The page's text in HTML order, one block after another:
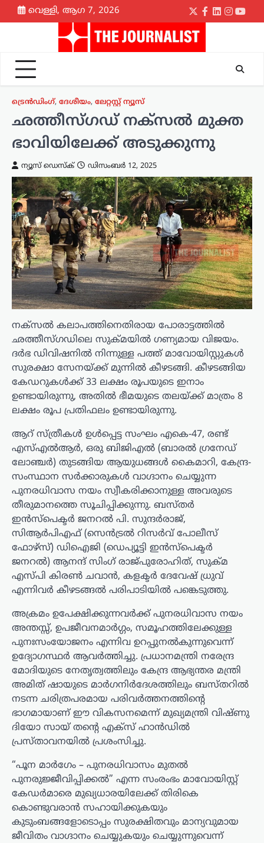
Skip
to
വെള്ളി, ആഗ 7, 2026
Twitter
Facebook
LinkedIn
ട്രെൻഡിംഗ്, ദേശീയം, ലേറ്റസ്റ്റ് ന്യൂസ്
ഛത്തീസ്ഗഡ് നക്സൽ മുക്ത
ഭാവിയിലേക്ക് അടുക്കുന്നു
ന്യൂസ് ഡെസ്ക് ഡിസംബർ 12, 2025
നക്സൽ കലാപത്തിനെതിരായ പോരാട്ടത്തിൽ
ഛത്തീസ്ഗഡിലെ സുക്മയിൽ ഗണ്യമായ വിജയം.
ദർഭ ഡിവിഷനിൽ നിന്നുള്ള പത്ത് മാവോയിസ്റ്റുകൾ
സുരക്ഷാ സേനയ്ക്ക് മുന്നിൽ കീഴടങ്ങി. കീഴടങ്ങിയ
കേഡറുകൾക്ക് 33 ലക്ഷം രൂപയുടെ ഇനാം
ഉണ്ടായിരുന്നു, അതിൽ ഭീമയുടെ തലയ്ക്ക് മാത്രം 8
ലക്ഷം രൂപ പ്രതിഫലം ഉണ്ടായിരുന്നു.
ആറ് സ്ത്രീകൾ ഉൾപ്പെട്ട സംഘം എകെ-47, രണ്ട്
എസ്എൽആർ, ഒരു ബിജിഎൽ (ബാരൽ ഗ്രനേഡ്
ലോഞ്ചർ) തുടങ്ങിയ ആയുധങ്ങൾ കൈമാറി, കേന്ദ്ര-
സംസ്ഥാന സർക്കാരുകൾ വാഗ്ദാനം ചെയ്യുന്ന
പുനരധിവാസ നയം സ്വീകരിക്കാനുള്ള അവരുടെ
തീരുമാനത്തെ സൂചിപ്പിക്കുന്നു. ബസ്തർ
ഇൻസ്പെക്ടർ ജനറൽ പി. സുന്ദർരാജ്,
സിആർപിഎഫ് (സെൻട്രൽ റിസർവ് പോലീസ്
ഫോഴ്‌സ്) ഡിഐജി (ഡെപ്യൂട്ടി ഇൻസ്പെക്ടർ
ജനറൽ) ആനന്ദ് സിംഗ് രാജ്പുരോഹിത്, സുക്മ
എസ്പി കിരൺ ചവാൻ, കളക്ടർ ദേവേഷ് ധ്രുവ്
എന്നിവർ കീഴടങ്ങൽ പരിപാടിയിൽ പങ്കെടുത്തു.
അക്രമം ഉപേക്ഷിക്കുന്നവർക്ക് പുനരധിവാസ നയം
അന്തസ്സ്, ഉപജീവനമാർഗ്ഗം, സമൂഹത്തിലേക്കുള്ള
പുനഃസംയോജനം എന്നിവ ഉറപ്പുനൽകുന്നുവെന്ന്
ഉദ്യോഗസ്ഥർ ആവർത്തിച്ചു. പ്രധാനമന്ത്രി നരേന്ദ്ര
മോദിയുടെ നേതൃത്വത്തിലും കേന്ദ്ര ആഭ്യന്തര മന്ത്രി
അമിത് ഷായുടെ മാർഗനിർദേശത്തിലും ബസ്തറിൽ
നടന്ന ചരിത്രപരമായ പരിവർത്തനത്തിന്റെ
ഭാഗമായാണ് ഈ വികസനമെന്ന് മുഖ്യമന്ത്രി വിഷ്ണു
ദിയോ സായ് തന്റെ എക്സ് ഹാൻഡിൽ
പ്രസ്താവനയിൽ പ്രശംസിച്ചു.
“പൂന മാർഗേം – പുനരധിവാസം മുതൽ
പുനരുജ്ജീവിപ്പിക്കൽ” എന്ന സംരംഭം മാവോയിസ്റ്റ്
കേഡർമാരെ മുഖ്യധാരയിലേക്ക് തിരികെ
കൊണ്ടുവരാൻ സഹായിക്കുകയും
കുടുംബങ്ങളോടൊപ്പം സുരക്ഷിതവും മാന്യവുമായ
ജീവിതം വാഗ്ദാനം ചെയ്യുകയും ചെയ്യുന്നുവെന്ന്